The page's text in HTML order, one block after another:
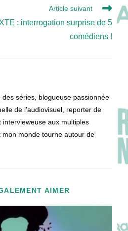
Article suivant
: interrogation surprise de 5
comédiens !
séries, blogueuse passionnée
de l'audiovisuel, reporter de
aux multiples
mon monde tourne autour de
AIMER